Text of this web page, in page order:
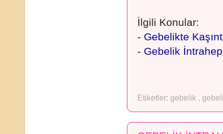
İlgili Konular:
- Gebelikte
- Gebelik
Etiketler: gebelik ,